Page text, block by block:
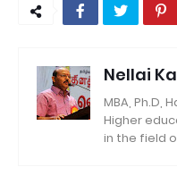
Nellai
MBA, Ph.D,
Higher
in the field